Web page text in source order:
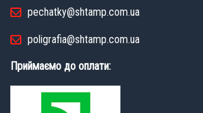
pechatky@shtamp.com.ua
poligrafia@shtamp.com.ua
Приймаємо до оплати: